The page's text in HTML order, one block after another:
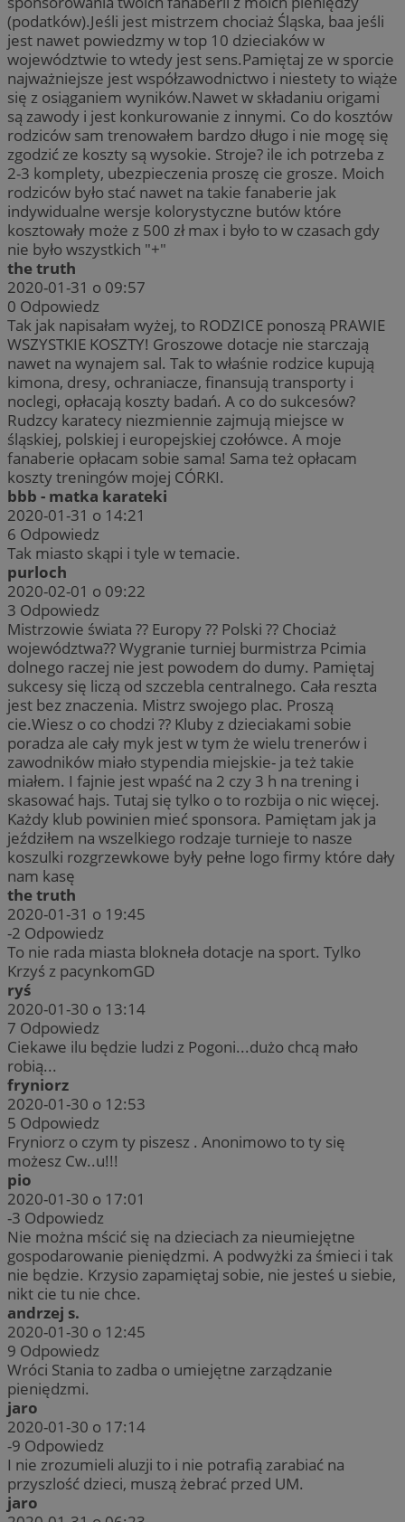
(podatków).Jeśli jest mistrzem chociaż Śląska, baa jeśli
jest nawet powiedzmy w top 10 dzieciaków w
województwie to wtedy jest sens.Pamiętaj ze w sporcie
najważniejsze jest współzawodnictwo i niestety to wiąże
się z osiąganiem wyników.Nawet w składaniu origami
są zawody i jest konkurowanie z innymi. Co do kosztów
rodziców sam trenowałem bardzo długo i nie mogę się
zgodzić ze koszty są wysokie. Stroje? ile ich potrzeba z
2-3 komplety, ubezpieczenia proszę cie grosze. Moich
rodziców było stać nawet na takie fanaberie jak
indywidualne wersje kolorystyczne butów które
kosztowały może z 500 zł max i było to w czasach gdy
nie było wszystkich "+"
the truth
2020-01-31 o 09:57
0 Odpowiedz
Tak jak napisałam wyżej, to RODZICE ponoszą PRAWIE
WSZYSTKIE KOSZTY! Groszowe dotacje nie starczają
nawet na wynajem sal. Tak to właśnie rodzice kupują
kimona, dresy, ochraniacze, finansują transporty i
noclegi, opłacają koszty badań. A co do sukcesów?
Rudzcy karatecy niezmiennie zajmują miejsce w
śląskiej, polskiej i europejskiej czołówce. A moje
fanaberie opłacam sobie sama! Sama też opłacam
koszty treningów mojej CÓRKI.
bbb - matka karateki
2020-01-31 o 14:21
6 Odpowiedz
Tak miasto skąpi i tyle w temacie.
purloch
2020-02-01 o 09:22
3 Odpowiedz
Mistrzowie świata ?? Europy ?? Polski ?? Chociaż
województwa?? Wygranie turniej burmistrza Pcimia
dolnego raczej nie jest powodem do dumy. Pamiętaj
sukcesy się liczą od szczebla centralnego. Cała reszta
jest bez znaczenia. Mistrz swojego plac. Proszą
cie.Wiesz o co chodzi ?? Kluby z dzieciakami sobie
poradza ale cały myk jest w tym że wielu trenerów i
zawodników miało stypendia miejskie- ja też takie
miałem. I fajnie jest wpaść na 2 czy 3 h na trening i
skasować hajs. Tutaj się tylko o to rozbija o nic więcej.
Każdy klub powinien mieć sponsora. Pamiętam jak ja
jeździłem na wszelkiego rodzaje turnieje to nasze
koszulki rozgrzewkowe były pełne logo firmy które dały
nam kasę
the truth
2020-01-31 o 19:45
-2 Odpowiedz
To nie rada miasta blokneła dotacje na sport. Tylko
Krzyś z pacynkomGD
ryś
2020-01-30 o 13:14
7 Odpowiedz
Ciekawe ilu będzie ludzi z Pogoni...dużo chcą mało
robią...
fryniorz
2020-01-30 o 12:53
5 Odpowiedz
Fryniorz o czym ty piszesz . Anonimowo to ty się
możesz Cw..u!!!
pio
2020-01-30 o 17:01
-3 Odpowiedz
Nie można mścić się na dzieciach za nieumiejętne
gospodarowanie pieniędzmi. A podwyżki za śmieci i tak
nie będzie. Krzysio zapamiętaj sobie, nie jesteś u siebie,
nikt cie tu nie chce.
andrzej s.
2020-01-30 o 12:45
9 Odpowiedz
Wróci Stania to zadba o umiejętne zarządzanie
pieniędzmi.
jaro
2020-01-30 o 17:14
-9 Odpowiedz
I nie zrozumieli aluzji to i nie potrafią zarabiać na
przyszlość dzieci, muszą żebrać przed UM.
jaro